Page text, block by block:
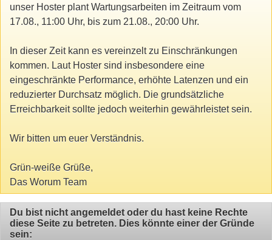
unser Hoster plant Wartungsarbeiten im Zeitraum vom
17.08., 11:00 Uhr, bis zum 21.08., 20:00 Uhr.
In dieser Zeit kann es vereinzelt zu Einschränkungen
kommen. Laut Hoster sind insbesondere eine
eingeschränkte Performance, erhöhte Latenzen und ein
reduzierter Durchsatz möglich. Die grundsätzliche
Erreichbarkeit sollte jedoch weiterhin gewährleistet sein.
Wir bitten um euer Verständnis.
Grün-weiße Grüße,
Das Worum Team
Du bist nicht angemeldet oder du hast keine Rechte
diese Seite zu betreten. Dies könnte einer der Gründe
sein: